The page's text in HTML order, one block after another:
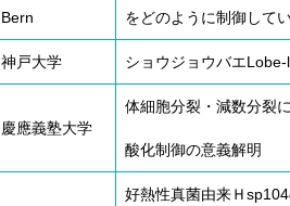
Bern をどのように制御して
神戸大学 ショウジョウバエ
慶應義塾大学
体細胞分裂・減数分裂
酸化制御の意義解明
好熱性真菌由来Ｈ